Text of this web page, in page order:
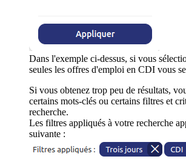
Dans l'exemple ci-dessus, si vous
seules les offres d'emploi en CDI vous
Si vous obtenez trop peu de résultats,
certains mots-clés ou certains filtres et
recherche.
Les filtres appliqués à votre recherche
suivante :